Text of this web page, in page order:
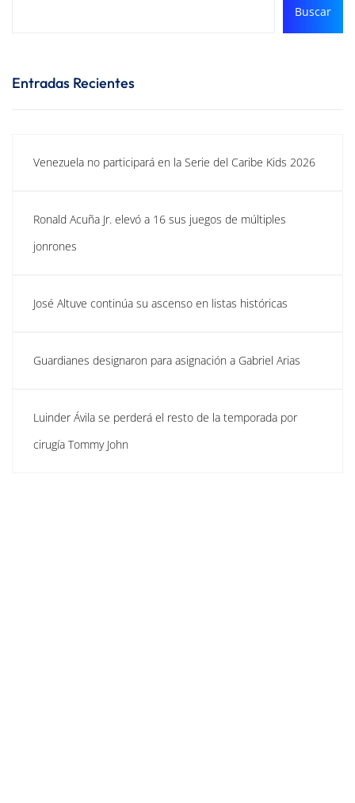
Buscar
Entradas Recientes
Venezuela no participará en la Serie del Caribe Kids 2026
Ronald Acuña Jr. elevó a 16 sus juegos de múltiples
jonrones
José Altuve continúa su ascenso en listas históricas
Guardianes designaron para asignación a Gabriel Arias
Luinder Ávila se perderá el resto de la temporada por
cirugía Tommy John